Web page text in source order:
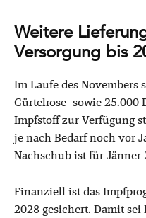
Weitere
Versorgung bis
Im Laufe des Novembers
Gürtelrose- sowie 25.000
Impfstoff zur Verfügung
je nach Bedarf noch vor
Nachschub ist für Jänner
Finanziell ist das
2028 gesichert. Damit